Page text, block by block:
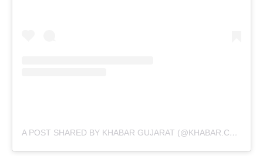
A POST SHARED BY KHABAR GUJARAT (@KHABAR.COMMUNICATION)